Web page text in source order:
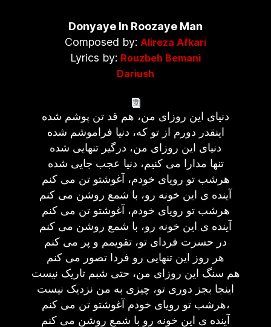
Donyaye In Roozaye Man
Composed by: Alireza Afkari
Lyrics by: Rouzbeh Bemani
Dariush
دنیای این روزای من، هم قد تن پوشم شده
اینقدر دورم از تو که، دنیا فراموشم شده
دنیای این روزای من، درگیر تنهایی شده
تنها مدارا می کنیم، دنیا عجب جایی شده
هرشب تو رویای خودم، آغوشتو تن می کنم
آینده ی این خونه رو، با شمع روشن می کنم
هرشب تو رویای خودم، آغوشتو تن می کنم
آینده ی این خونه رو، با شمع روشن می کنم
در حسرت فردای تو، تقویمم و پر می کنم
هر روز این تنهایی رو فردا تصور می کنم
هم سنگ این روزای من، حتی شبم تاریک نیست
اینجا بجز دوری تو، چیزی به من نزدیک نیست
هرشب تو رویای خودم آغوشتو تن می کنم،
آینده ی این خونه رو با شمع روشن می کنم